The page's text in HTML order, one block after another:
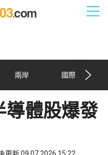
兩岸 國際
體股爆發